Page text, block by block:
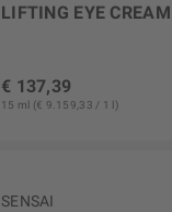
LIFTING EYE CREAM
€ 137,39
15 ml (€ 9.159,33 / 1 l)
SENSAI